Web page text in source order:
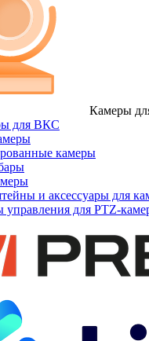
Камеры
для ВКС
камеры
и аксессуары для
управления для PTZ-